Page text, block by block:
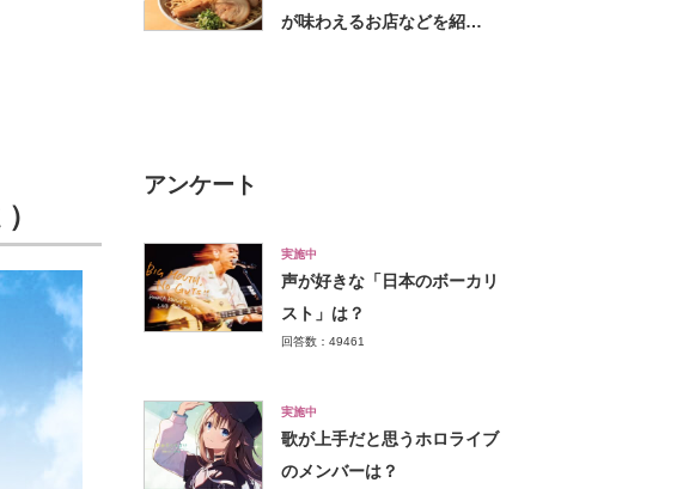
が味わえるお店などを紹
アンケート
実施中
声が好きな「日本のボーカリ
スト」は？
回答数：49461
実施中
歌が上手だと思うホロライブ
のメンバーは？